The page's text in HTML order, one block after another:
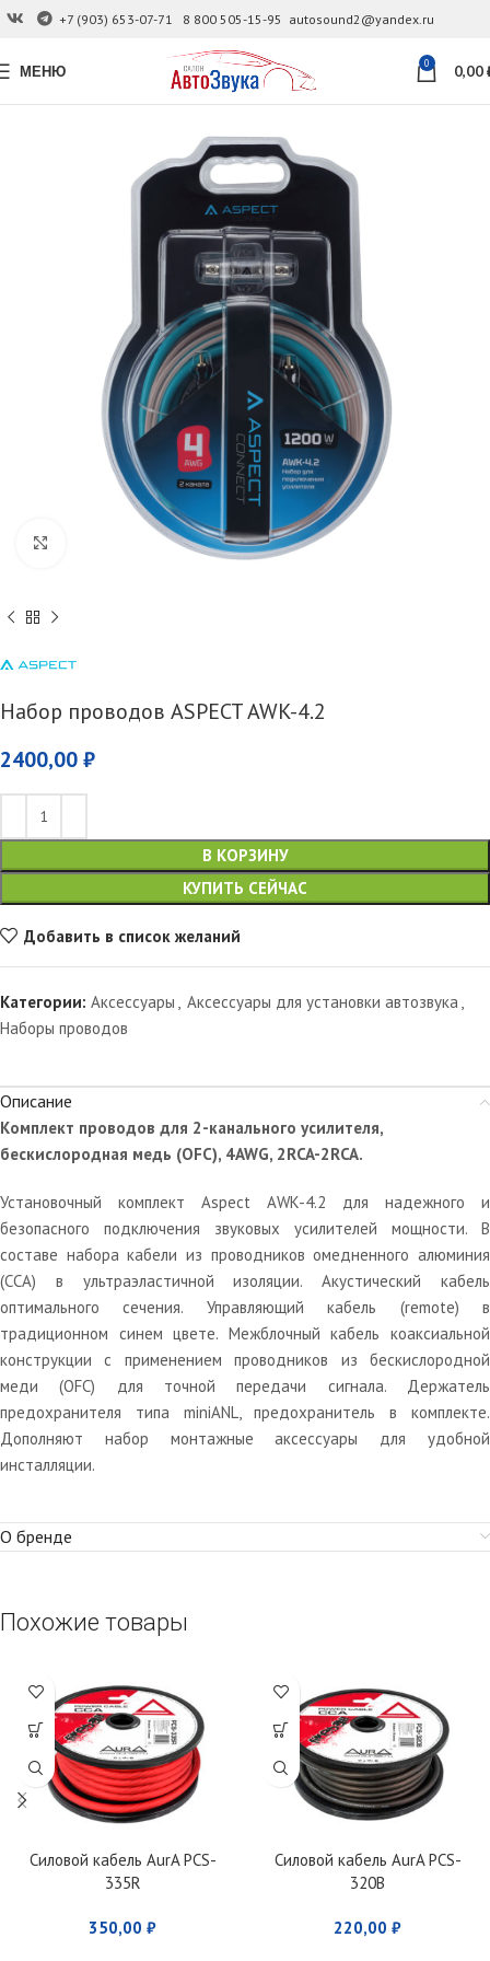
+7 (903) 653-07-71 8 800 505-15-95 autosound2@yandex.ru
МЕНЮ 0 0,00
Набор проводов ASPECT AWK-4.2
2400,00 ₽
В КОРЗИНУ
КУПИТЬ СЕЙЧАС
Добавить в список желаний
Категории: Аксессуары , Аксессуары для установки автозвука ,
Наборы проводов
Описание
Комплект проводов для 2-канального усилителя,
бескислородная медь (OFC), 4AWG, 2RCA-2RCA.
Установочный комплект Aspect AWK-4.2 для надежного и
безопасного подключения звуковых усилителей мощности. В
составе набора кабели из проводников омедненного алюминия
(ССА) в ультраэластичной изоляции. Акустический кабель
оптимального сечения. Управляющий кабель (remote) в
традиционном синем цвете. Межблочный кабель коаксиальной
конструкции с применением проводников из бескислородной
меди (OFC) для точной передачи сигнала. Держатель
предохранителя типа miniANL, предохранитель в комплекте.
Дополняют набор монтажные аксессуары для удобной
инсталляции.
О бренде
Похожие товары
Силовой кабель AurA PCS-
335R
350,00 ₽
Силовой кабель AurA PCS-
320B
220,00 ₽